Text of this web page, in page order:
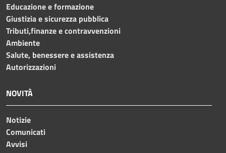
Educazione e formazione
Giustizia e sicurezza pubblica
Tributi,finanze e contravvenzioni
Ambiente
Salute, benessere e assistenza
Autorizzazioni
NOVITÀ
Notizie
Comunicati
Avvisi